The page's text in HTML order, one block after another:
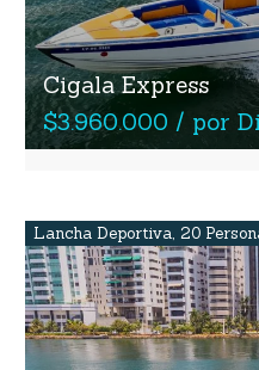
Cigala Express
$3.960.000 / por
Lancha Deportiva, 20